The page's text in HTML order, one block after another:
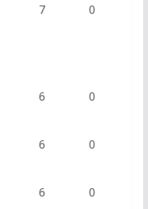
7 0
6 0
6 0
6 0